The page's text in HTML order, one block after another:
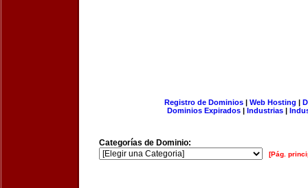
Registro de Dominios| Web Hosting |
Dominios Expirados | Industrias |
Categorías de Dominio:
[Pág.